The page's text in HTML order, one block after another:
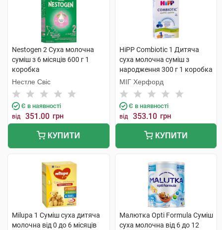
Nestogen 2 Суха молочна
суміш з 6 місяців 600 г 1
коробка
Нестле Свіс
Є в наявності
від 351.00 грн
КУПИТИ
HiPP Combiotic 1 Дитяча
суха молочна суміш з
народження 300 г 1 коробка
МІГ Херфорд
Є в наявності
від 353.10 грн
КУПИТИ
Milupa 1 Суміш суха дитяча
молочна від 0 до 6 місяців
Малютка Opti Formula Суміш
суха молочна від 6 до 12